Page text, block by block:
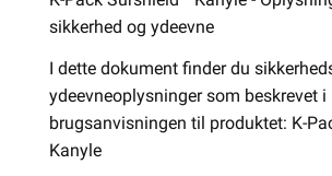
sikkerhed og ydeevne
I dette dokument finder du
ydeevneoplysninger som beskrevet i
brugsanvisningen til produktet: K-
Kanyle